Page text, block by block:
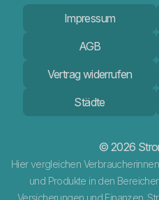
Impressum
AGB
Vertrag widerrufen
Städte
© 2026
Hier vergleichen
und Produkte in den
Versicherungen und Finanzen.